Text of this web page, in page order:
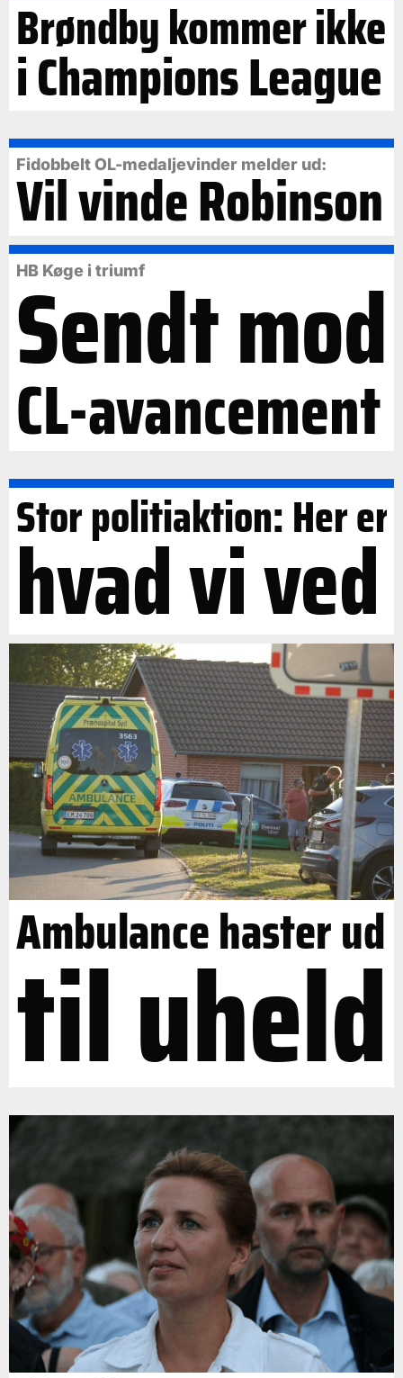
Brøndby kommer ikke
i Champions League
Fidobbelt OL-medaljevinder melder ud:
Vil vinde Robinson
HB Køge i triumf
Sendt mod
CL-avancement
Stor politiaktion: Her er
hvad vi ved
Ambulance haster ud
til uheld